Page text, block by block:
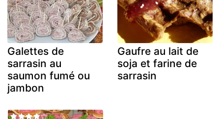
Galettes de
sarrasin au
saumon fumé ou
jambon
Gaufre au lait de
soja et farine de
sarrasin